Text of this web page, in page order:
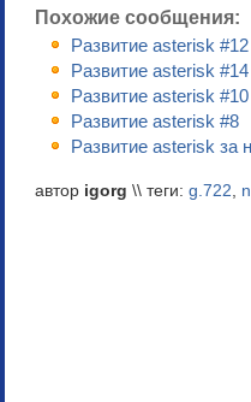
Похожие сообщения:
Развитие asterisk
Развитие asterisk
Развитие asterisk
Развитие asterisk #8
Развитие asterisk за
автор igorg \\ теги: g.722,